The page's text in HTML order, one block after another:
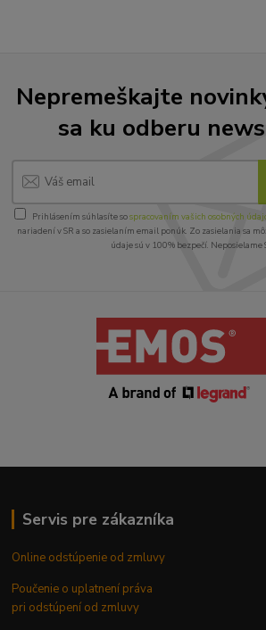
Nepremeškajte
sa ku odberu
Prihlásením súhlasíte sospracovaním vašich osobných
nariadení v SR a so zasielaním email ponúk. Zo zasielania sa
údaje sú v 100% bezpečí. Neposielame
Servis pre zákazníka
Online odstúpenie od zmluvy
Poučenie o uplatnení práva
pri odstúpení od zmluvy